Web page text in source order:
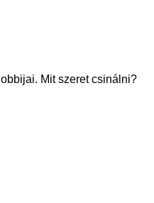
Mit szeret csinálni?